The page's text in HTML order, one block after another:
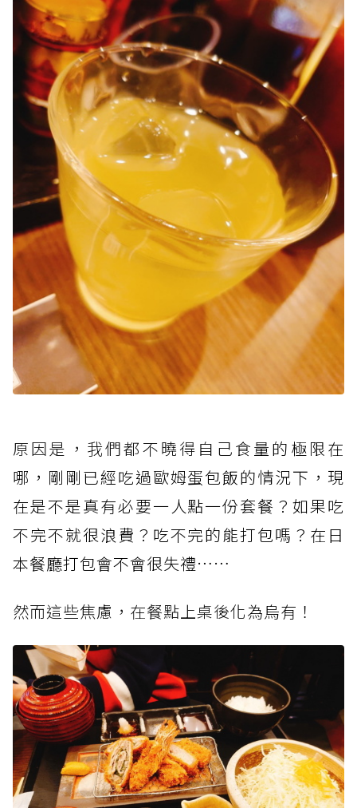
原因是，我們都不曉得自己食量的極限在
哪，剛剛已經吃過歐姆蛋包飯的情況下，現
在是不是真有必要一人點一份套餐？如果吃
不完不就很浪費？吃不完的能打包嗎？在日
本餐廳打包會不會很失禮……
然而這些焦慮，在餐點上桌後化為烏有！